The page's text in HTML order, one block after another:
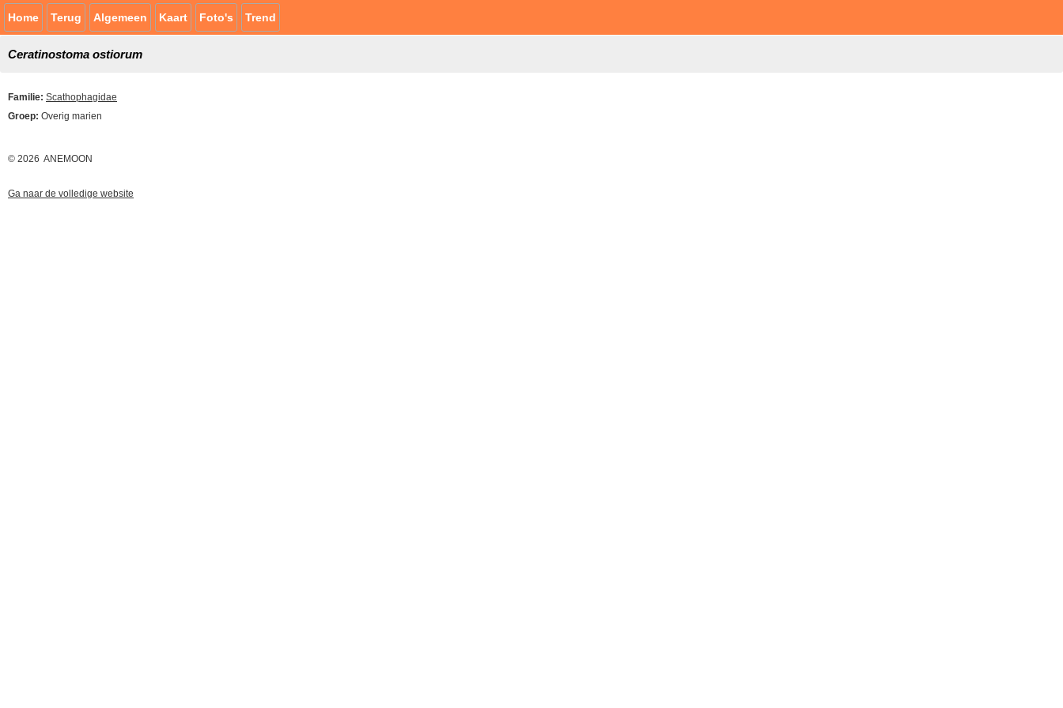
Home Terug Algemeen Kaart Foto's Trend
Ceratinostoma ostiorum
Familie: Scathophagidae
Groep: Overig marien
© 2026 ANEMOON
Ga naar de volledige website